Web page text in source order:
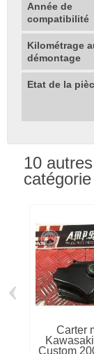
Année de
compatibilité
Kilométrage
démontage
Etat de la
10
catégorie
Carter
Custom
‹